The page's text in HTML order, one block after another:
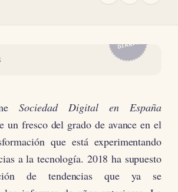
DIARIO
Sociedad Digital en España
un fresco del grado de avance en el
que está experimentando
a la tecnología. 2018 ha supuesto
de tendencias que ya se